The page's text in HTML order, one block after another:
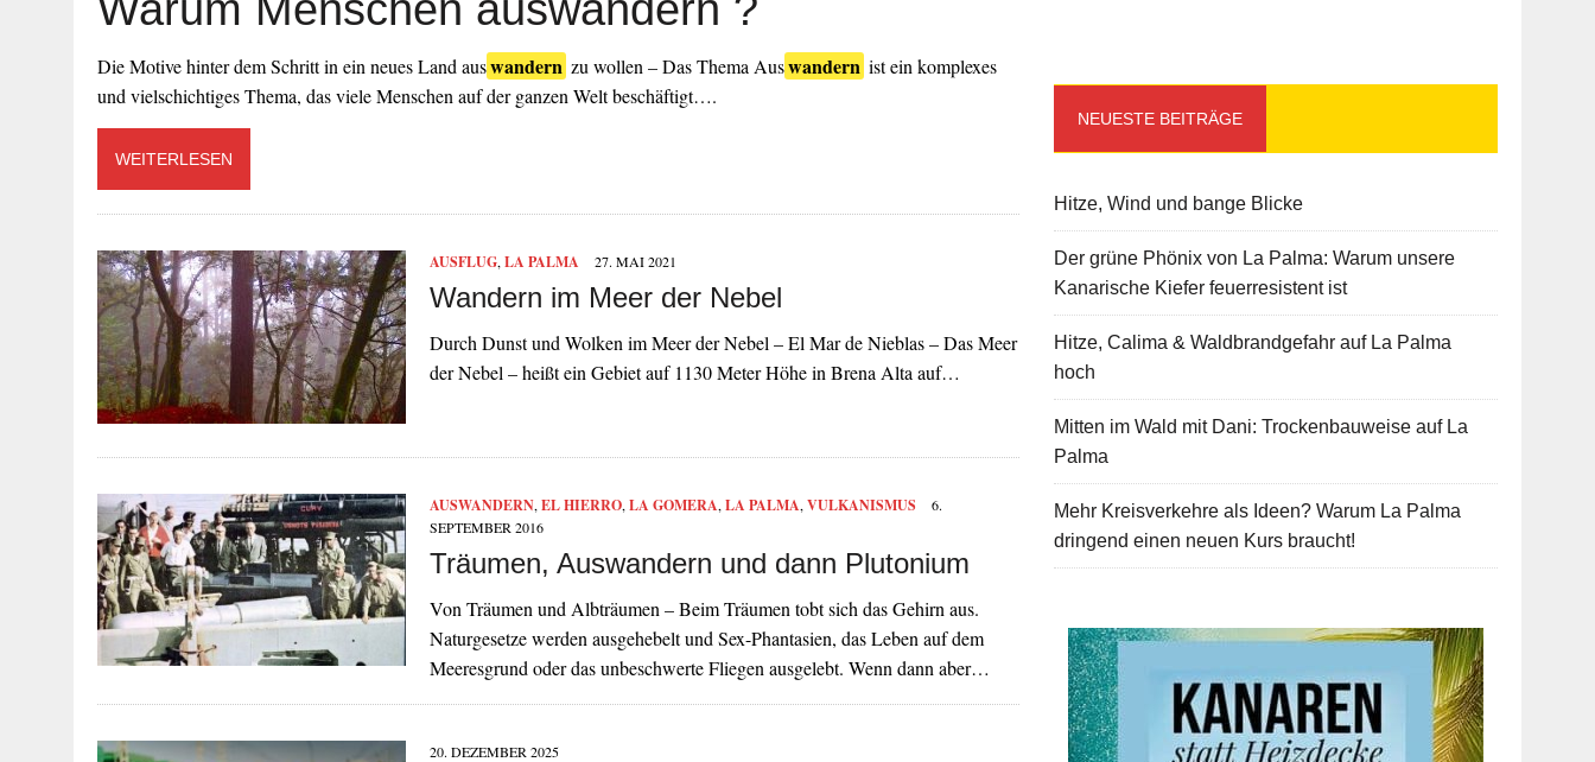
Die Motive hinter dem Schritt in ein neues Land auswandern zu wollen – Das Thema Auswandern ist ein komplexes
und vielschichtiges Thema, das viele Menschen auf der ganzen Welt beschäftigt….
WEITERLESEN
AUSFLUG, LA PALMA 27. MAI 2021
Wandern im Meer der Nebel
Durch Dunst und Wolken im Meer der Nebel – El Mar de Nieblas – Das Meer
der Nebel – heißt ein Gebiet auf 1130 Meter Höhe in Brena Alta auf…
AUSWANDERN, EL HIERRO, LA GOMERA, LA PALMA, VULKANISMUS
6.
SEPTEMBER 2016
Träumen, Auswandern und dann Plutonium
Von Träumen und Albträumen – Beim Träumen tobt sich das Gehirn aus.
Naturgesetze werden ausgehebelt und Sex-Phantasien, das Leben auf dem
Meeresgrund oder das unbeschwerte Fliegen ausgelebt. Wenn dann aber…
20. DEZEMBER 2025
NEUESTE BEITRÄGE
Hitze, Wind und bange Blicke
Der grüne Phönix von La Palma: Warum unsere
Kanarische Kiefer feuerresistent ist
Hitze, Calima & Waldbrandgefahr auf La Palma
hoch
Mitten im Wald mit Dani: Trockenbauweise auf La
Palma
Mehr Kreisverkehre als Ideen? Warum La Palma
dringend einen neuen Kurs braucht!